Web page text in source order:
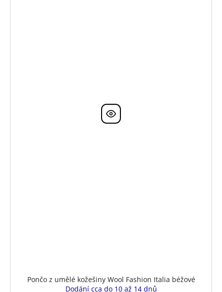
Pončo z umělé kožešiny Wool Fashion Italia béžové
Dodání cca do 10 až 14 dnů